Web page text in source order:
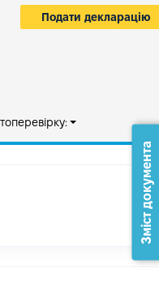
Подати декларацію
Зміст документа